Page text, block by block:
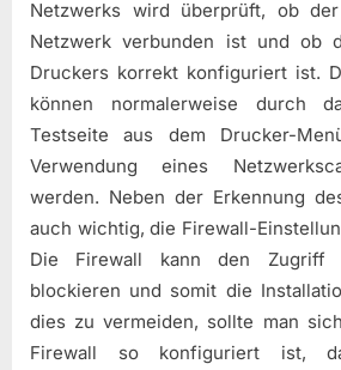
Netzwerks wird überprüft, ob
Netzwerk verbunden ist und ob
Druckers korrekt konfiguriert ist.
können normalerweise durch
Testseite aus dem Drucker-
Verwendung eines
werden. Neben der Erkennung
auch wichtig, die Firewall-
Die Firewall kann den Zugriff
blockieren und somit die
dies zu vermeiden, sollte man
Firewall so konfiguriert ist,